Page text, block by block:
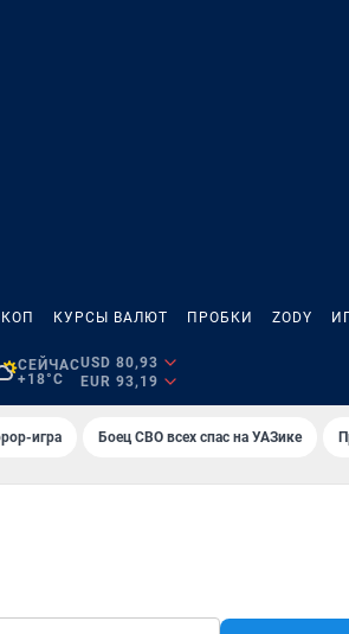
КУРСЫ ВАЛЮТ ПРОБКИ ZODY
СЕЙЧАС
+18°C
USD 80,93
EUR 93,19
игра Боец СВО всех спас на УАЗике